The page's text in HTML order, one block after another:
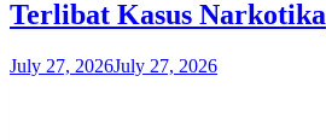
Terlibat Kasus Narkotika
July 27, 2026July 27, 2026